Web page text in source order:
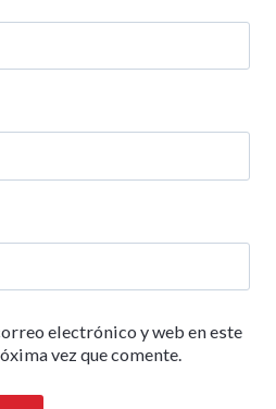
electrónico y web en este
vez que comente.